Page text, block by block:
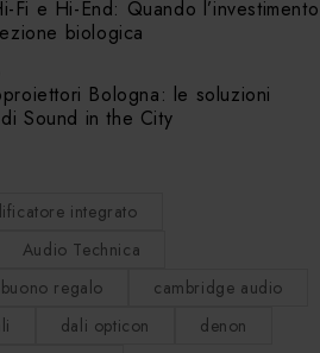
Fi e Hi-End: Quando l’investimento
biologica
Bologna: le soluzioni
Sound in the City
integrato
Audio Technica
buono regalo
cambridge audio
dali opticon
denon